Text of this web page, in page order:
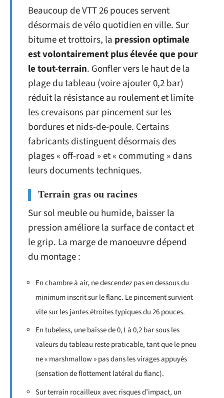
Beaucoup de VTT 26 pouces servent
désormais de vélo quotidien en ville. Sur
bitume et trottoirs, la pression optimale
est volontairement plus élevée que pour
le tout-terrain. Gonfler vers le haut de la
plage du tableau (voire ajouter 0,2 bar)
réduit la résistance au roulement et limite
les crevaisons par pincement sur les
bordures et nids-de-poule. Certains
fabricants distinguent désormais des
plages « off-road » et « commuting » dans
leurs documents techniques.
Terrain gras ou racines
Sur sol meuble ou humide, baisser la
pression améliore la surface de contact et
le grip. La marge de manoeuvre dépend
du montage :
En chambre à air, ne descendez pas en dessous du
minimum inscrit sur le flanc. Le pincement survient
vite sur les jantes étroites typiques du 26 pouces.
En tubeless, une baisse de 0,1 à 0,2 bar sous les
valeurs du tableau reste praticable, tant que le pneu
ne « marshmallow » pas dans les virages appuyés
(sensation de flottement latéral du flanc).
Sur terrain rocailleux avec risques d’impact, un